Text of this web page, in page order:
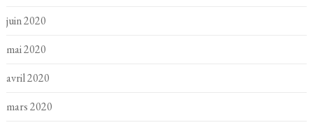
juin 2020
mai 2020
avril 2020
mars 2020